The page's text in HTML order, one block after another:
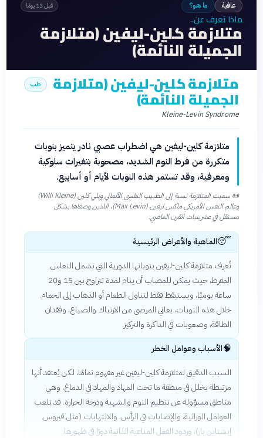
عافية ما هو؟ قبل 13 يومًا
ماذا تعرف عن..
متلازمة كلين-ليفين (متلازمة
الجميلة النائمة)
متلازمة كلين-ليفين (متلازمة
الجميلة النائمة)
Kleine-Levin Syndrome
طب
متلازمة كلين-ليفين هي اضطراب عصبي نادر يتميز بنوبات
متكررة من فرط النوم الشديد، مصحوبة بتغيرات سلوكية
ومعرفية، وقد تستمر هذه النوبات لأيام أو أسابيع.
📜
سميت المتلازمة نسبة إلى الطبيب النفسي الألماني ويلي كلين (Willi Kleine)
وعالم النفس الأمريكي ماكس ليفين (Max Levin)، اللذين وصفاها بشكل
مستقل في عشرينيات القرن الماضي.
😴الماهية والأعراض الرئيسية
تُعرف متلازمة كلين-ليفين بنوباتها الدورية التي تشمل النعاس
المفرط، حيث يمكن للمصاب أن ينام لمدة تتراوح بين 15 و20
ساعة يوميًا، ويستيقظ فقط لتناول الطعام أو الذهاب إلى الحمام.
خلال هذه النوبات، يعاني المرضى من الارتباك والضياع، وفقدان
الطاقة، وصعوبات في الذاكرة والتركيز.
🧠الأسباب وعوامل الخطر
السبب الدقيق لمتلازمة كلين-ليفين غير مفهوم تمامًا، لكن يُعتقد أنها
مرتبطة بخلل في منطقة ما تحت المهاد والمهاد في الدماغ، وهي
مناطق مسؤولة عن تنظيم النوم والشهية ودرجة الحرارة. قد تلعب
العوامل الوراثية، والإصابات في الرأس، والالتهابات (مثل فيروس
إبشتاين بار)، وردود الفعل المناعية الذاتية دورًا في ظهورها.